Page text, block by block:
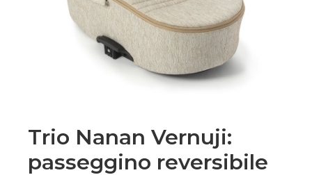
Trio Nanan Vernuji:
passeggino reversibile